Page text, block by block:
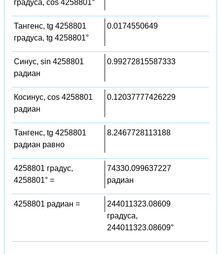
градуса, cos 4258801°
Тангенс, tg 4258801
градуса, tg 4258801°
0.0174550649
Синус, sin 4258801
радиан
0.99272815587333
Косинус, cos 4258801
радиан
0.12037777426229
Тангенс, tg 4258801
радиан равно
8.2467728113188
4258801 градус,
4258801° =
74330.099637227
радиан
4258801 радиан =
244011323.08609
градуса,
244011323.08609°